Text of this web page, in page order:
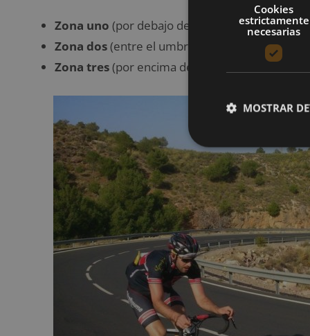
Zona uno (por debajo del umbral aeróbico)
Zona dos(entre el umbral aeróbico y
Zona tres(por encima del umbral anaeróbico)
Cookies
estrictamente
necesarias
MOSTRAR